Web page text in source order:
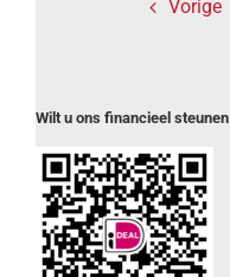
Vorige
Wilt u ons financieel steunen